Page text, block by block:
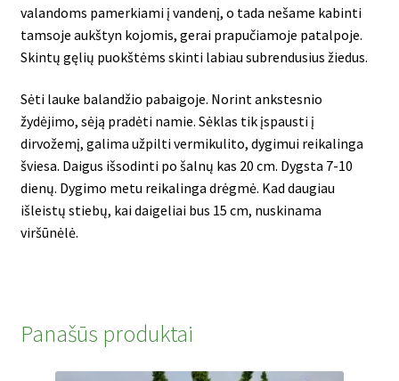
valandoms pamerkiami į vandenį, o tada nešame kabinti
tamsoje aukštyn kojomis, gerai prapučiamoje patalpoje.
Skintų gęlių puokštėms skinti labiau subrendusius žiedus.
Sėti lauke balandžio pabaigoje. Norint ankstesnio
žydėjimo, sėją pradėti namie. Sėklas tik įspausti į
dirvožemį, galima užpilti vermikulito, dygimui reikalinga
šviesa. Daigus išsodinti po šalnų kas 20 cm. Dygsta 7-10
dienų. Dygimo metu reikalinga drėgmė. Kad daugiau
išleistų stiebų, kai daigeliai bus 15 cm, nuskinama
viršūnėlė.
Panašūs produktai